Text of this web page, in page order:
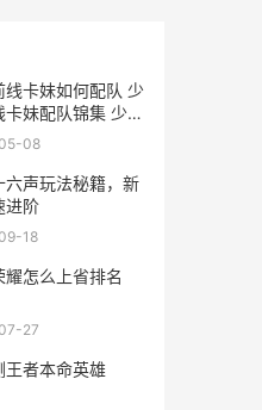
线卡妹如何配队 少
卡妹配队锦集 少女
08
六声玩法秘籍，新
进阶
18
耀怎么上省排名
27
王者本命英雄